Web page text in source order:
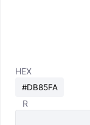
HEX
R